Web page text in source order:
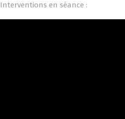
Interventions en séance :